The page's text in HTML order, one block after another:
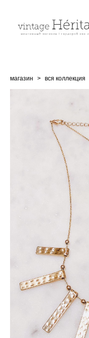
магазин > вся коллекция